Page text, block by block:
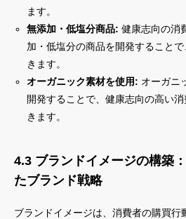
ます。
無添加・低塩分商品: 健康志向の消
加・低塩分の商品を開発すること
きます。
オーガニック素材を使用: オーガニ
開発することで、健康志向の高い
きます。
4.3 ブランドイメージの構築
たブランド戦略
ブランドイメージは、消費者の購買行